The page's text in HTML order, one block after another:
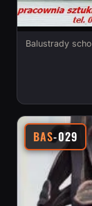
Balustrady
BAS-029